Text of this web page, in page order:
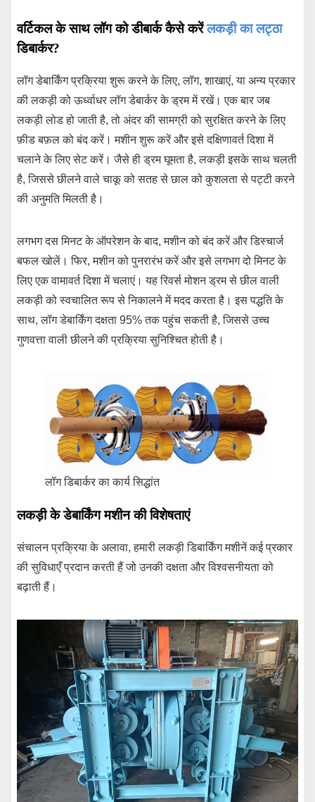
वर्टिकल के साथ लॉग को डीबार्क कैसे करेंलकड़ी का लट्ठा
डिबार्कर?
लॉग डेबार्किंग प्रक्रिया शुरू करने के लिए, लॉग, शाखाएं, या अन्य प्रकार
की लकड़ी को ऊर्ध्वाधर लॉग डेबार्कर के ड्रम में रखें। एक बार जब
लकड़ी लोड हो जाती है, तो अंदर की सामग्री को सुरक्षित करने के लिए
फ़ीड बफ़ल को बंद करें। मशीन शुरू करें और इसे दक्षिणावर्त दिशा में
चलाने के लिए सेट करें। जैसे ही ड्रम घूमता है, लकड़ी इसके साथ चलती
है, जिससे छीलने वाले चाकू को सतह से छाल को कुशलता से पट्टी करने
की अनुमति मिलती है।
लगभग दस मिनट के ऑपरेशन के बाद, मशीन को बंद करें और डिस्चार्ज
बफल खोलें। फिर, मशीन को पुनरारंभ करें और इसे लगभग दो मिनट के
लिए एक वामावर्त दिशा में चलाएं। यह रिवर्स मोशन ड्रम से छील वाली
लकड़ी को स्वचालित रूप से निकालने में मदद करता है। इस पद्धति के
साथ, लॉग डेबार्किंग दक्षता 95% तक पहुंच सकती है, जिससे उच्च
गुणवत्ता वाली छीलने की प्रक्रिया सुनिश्चित होती है।
लॉग डिबार्कर का कार्य सिद्धांत
लकड़ी के डेबार्किंग मशीन की विशेषताएं
संचालन प्रक्रिया के अलावा, हमारी लकड़ी डिबार्किंग मशीनें कई प्रकार
की सुविधाएँ प्रदान करती हैं जो उनकी दक्षता और विश्वसनीयता को
बढ़ाती हैं।